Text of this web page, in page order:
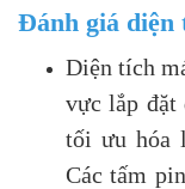
Đánh giá
Diện tích
vực lắp đặt
tối ưu hóa
Các tấm